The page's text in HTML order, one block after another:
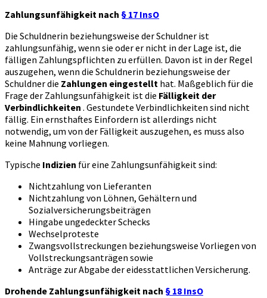
Zahlungsunfähigkeit nach § 17 InsO
Die Schuldnerin beziehungsweise der Schuldner ist
zahlungsunfähig, wenn sie oder er nicht in der Lage ist, die
fälligen Zahlungspflichten zu erfüllen. Davon ist in der Regel
auszugehen, wenn die Schuldnerin beziehungsweise der
Schuldner die Zahlungen eingestellt hat. Maßgeblich für die
Frage der Zahlungsunfähigkeit ist die Fälligkeit der
Verbindlichkeiten . Gestundete Verbindlichkeiten sind nicht
fällig. Ein ernsthaftes Einfordern ist allerdings nicht
notwendig, um von der Fälligkeit auszugehen, es muss also
keine Mahnung vorliegen.
Typische Indizien für eine Zahlungsunfähigkeit sind:
Nichtzahlung von Lieferanten
Nichtzahlung von Löhnen, Gehältern und
Sozialversicherungsbeiträgen
Hingabe ungedeckter Schecks
Wechselproteste
Zwangsvollstreckungen beziehungsweise Vorliegen von
Vollstreckungsanträgen sowie
Anträge zur Abgabe der eidesstattlichen Versicherung.
Drohende Zahlungsunfähigkeit nach § 18 InsO